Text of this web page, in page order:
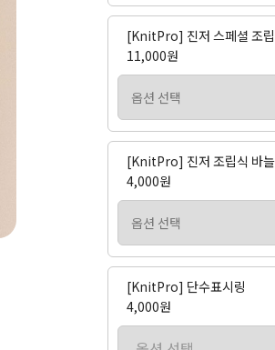
[KnitPro] 진저 스페셜 조
11,000원
[KnitPro] 진저 조립식 바
4,000원
[KnitPro] 단수표시링
4,000원